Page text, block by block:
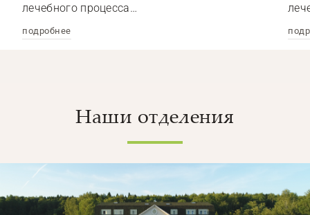
лечебного процесса…
подробнее
Наши отделения